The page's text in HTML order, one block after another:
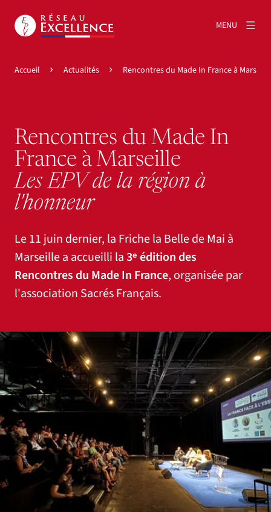
MENU
Accueil Actualités Rencontres du Made In France à Marseille
Rencontres du Made In
France à Marseille
Les EPV de la région à
l'honneur
Le 11 juin dernier, la Friche la Belle de Mai à
Marseille a accueilli la3ᵉ édition des
Rencontres du Made In France, organisée par
l'association Sacrés Français.
Agrandir